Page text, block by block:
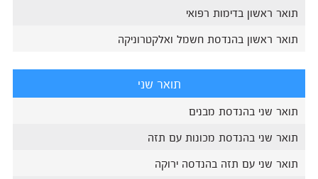
תואר ראשון בדימות רפואי
תואר ראשון בהנדסת חשמל ואלקטרוניקה
תואר שני
תואר שני בהנדסת מבנים
תואר שני בהנדסת מכונות עם תזה
תואר שני עם תזה בהנדסה ירוקה